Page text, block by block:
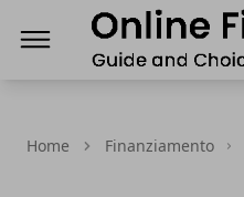
Home Finanziamento